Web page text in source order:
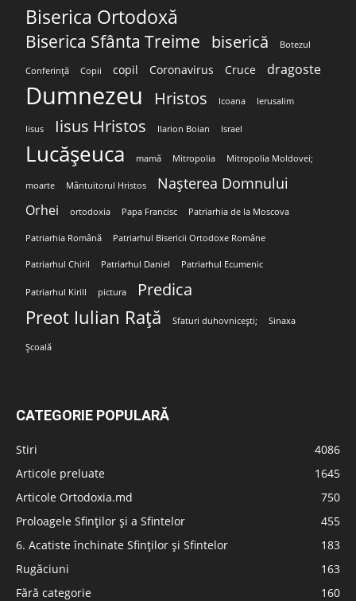
Biserica Ortodoxă
Biserica Sfânta Treime biserică Botezul
Conferință Copii copil Coronavirus Cruce dragoste
Dumnezeu Hristos Icoana Ierusalim
Iisus Iisus Hristos Ilarion Boian Israel
Lucășeuca mamă Mitropolia Mitropolia Moldovei;
moarte Mântuitorul Hristos Nașterea Domnului
Orhei ortodoxia Papa Francisc Patriarhia de la Moscova
Patriarhia Română Patriarhul Bisericii Ortodoxe Române
Patriarhul Chiril Patriarhul Daniel Patriarhul Ecumenic
Patriarhul Kirill pictura Predica
Preot Iulian Rață Sfaturi duhovnicești; Sinaxa
Școală
CATEGORIE POPULARĂ
Stiri
4086
Articole preluate
1645
Articole Ortodoxia.md
750
Proloagele Sfinților și a Sfintelor
455
6. Acatiste închinate Sfinților și Sfintelor
183
Rugăciuni
163
Fără categorie
160